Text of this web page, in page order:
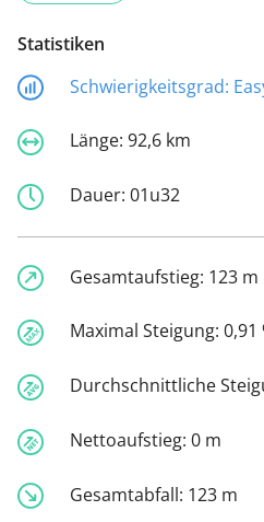
Statistiken
Schwierigkeitsgrad:
Länge: 92,6 km
Dauer: 01u32
Gesamtaufstieg: 123 m
Maximal Steigung: 0,91
Durchschnittliche
Nettoaufstieg: 0 m
Gesamtabfall: 123 m